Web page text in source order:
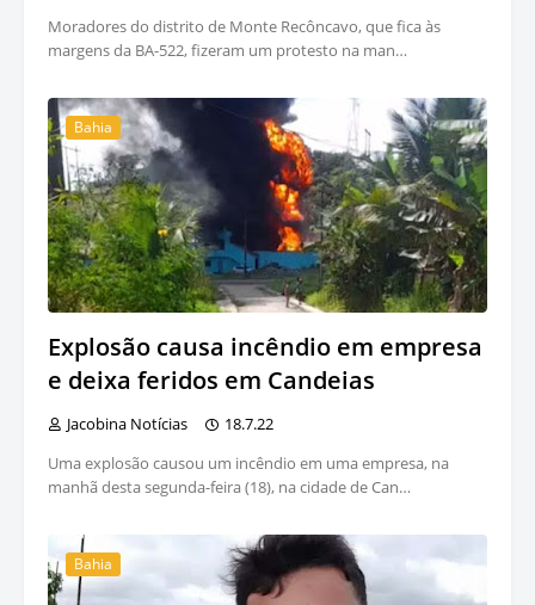
Moradores do distrito de Monte Recôncavo, que fica às
margens da BA-522, fizeram um protesto na man…
Bahia
Explosão causa incêndio em empresa
e deixa feridos em Candeias
Jacobina Notícias
18.7.22
Uma explosão causou um incêndio em uma empresa, na
manhã desta segunda-feira (18), na cidade de Can…
Bahia